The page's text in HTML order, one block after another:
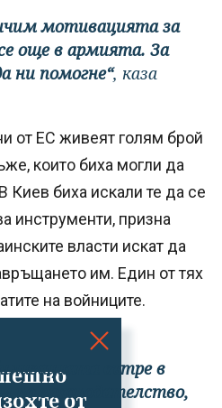
от
мотивацията за
още в армията. За
ни помогне“, каза
от ЕС живеят голям брой
които биха могли да
Киев биха искали те да се
инструменти, призна
власти искат да
им. Един от тях
на войниците.
вътре в
по законодателство,